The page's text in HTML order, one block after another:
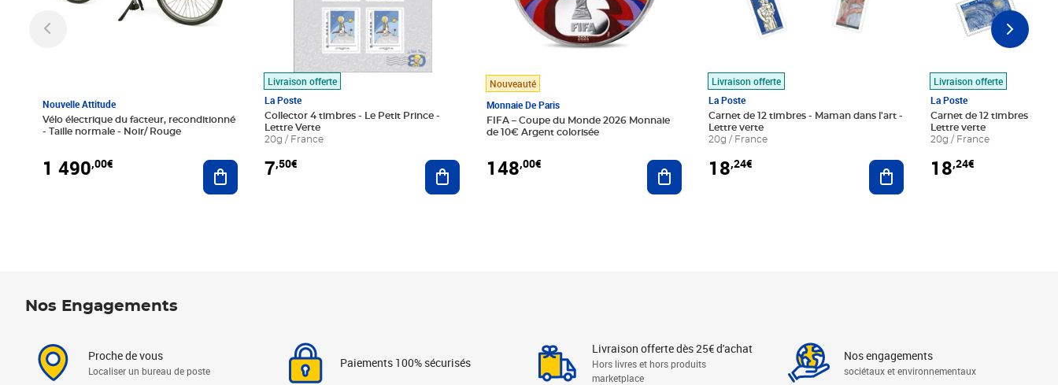
Nouvelle Attitude
Vélo électrique du facteur, reconditionné
- Taille normale - Noir/ Rouge
1 490,00€ Ajouter au panier
Livraison offerte
La Poste
Collector 4 timbres - Le Petit Prince -
Lettre Verte
20g / France
7,50€ Ajouter au panier
Nouveauté
Monnaie De Paris
FIFA – Coupe du Monde 2026 Monnaie
de 10€ Argent colorisée
148,00€ Ajouter au panier
Livraison offerte
La Poste
Carnet de 12 timbres - Maman dans l'art -
Lettre verte
20g / France
18,24€ Ajouter au panier
Livraison offerte
La Poste
Carnet de 12 timbres - Le
Lettre verte
20g / France
18,24€
Nos Engagements
Proche de vous
Localiser un bureau de poste
Paiements 100% sécurisés
Livraison offerte dès 25€ d'achat
Hors livres et hors produits
marketplace
Nos engagements
sociétaux et environnementaux